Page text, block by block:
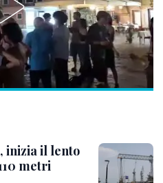
inizia il lento
metri